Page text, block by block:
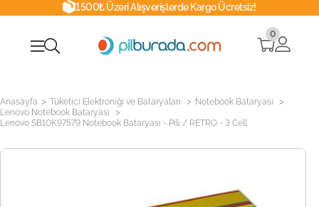
1500₺ Üzeri Alışverişlerde Kargo Ücretsiz!
0
Anasayfa > Tüketici Elektroniği ve Bataryaları > Notebook Bataryası >
Lenovo Notebook Bataryası >
Lenovo SB10K97579 Notebook Bataryası - Pili / RETRO - 3 Cell